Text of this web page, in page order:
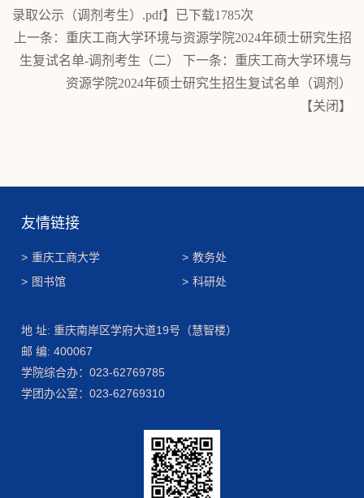
录取公示（调剂考生）.pdf】已下载1785次
上一条： 重庆工商大学环境与资源学院2024年硕士研究生招
生复试名单-调剂考生（二）
下一条： 重庆工商大学环境与
资源学院2024年硕士研究生招生复试名单（调剂）
【关闭 】
友情链接
> 重庆工商大学 > 教务处
> 图书馆 > 科研处
地 址: 重庆南岸区学府大道19号（慧智楼）
邮 编: 400067
学院综合办：023-62769785
学团办公室：023-62769310